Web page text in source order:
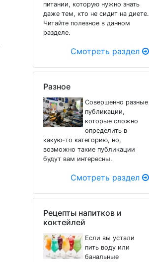
питании, которую нужно знать
даже тем, кто не сидит на диете.
Читайте полезное в данном
разделе.
Смотреть раздел
Разное
Совершенно разные
публикации,
которые сложно
определить в
какую-то категорию, но,
возможно такие публикации
будут вам интересны.
Смотреть раздел
Рецепты напитков и
коктейлей
Если вы устали
пить воду или
банальные